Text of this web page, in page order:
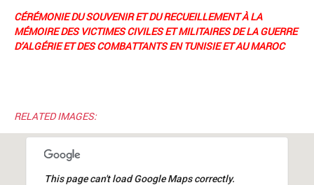
CÉRÉMONIE DU SOUVENIR ET DU RECUEILLEMENT À LA
MÉMOIRE DES VICTIMES CIVILES ET MILITAIRES DE LA GUERRE
D’ALGÉRIE ET DES COMBATTANTS EN TUNISIE ET AU MAROC
RELATED IMAGES:
This page can't load Google Maps correctly.